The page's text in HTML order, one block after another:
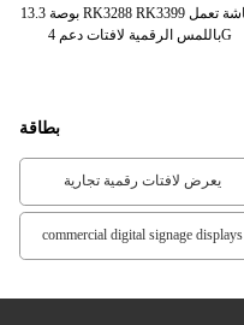
13.3 بوصة RK3288 RK3399 شاشة تعمل
باللمس الرقمية لافتات دعم 4G
بطاقة
يعرض لافتات رقمية تجارية
commercial digital signage displays